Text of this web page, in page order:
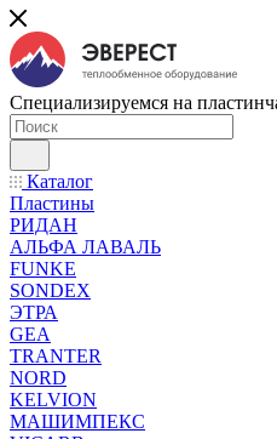
Специализируемся на
Каталог
Пластины
РИДАН
АЛЬФА ЛАВАЛЬ
FUNKE
SONDEX
ЭТРА
GEA
TRANTER
NORD
KELVION
МАШИМПЕКС